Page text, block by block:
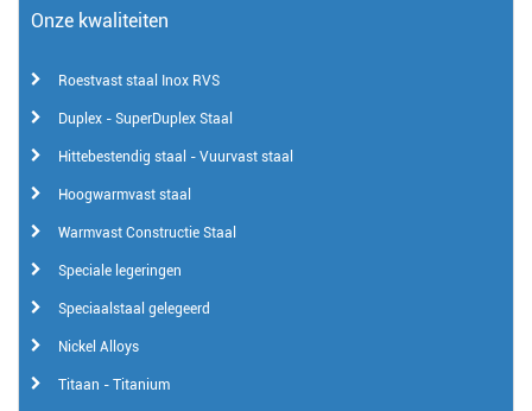
Onze kwaliteiten
Roestvast staal Inox RVS
Duplex - SuperDuplex Staal
Hittebestendig staal - Vuurvast staal
Hoogwarmvast staal
Warmvast Constructie Staal
Speciale legeringen
Speciaalstaal gelegeerd
Nickel Alloys
Titaan - Titanium